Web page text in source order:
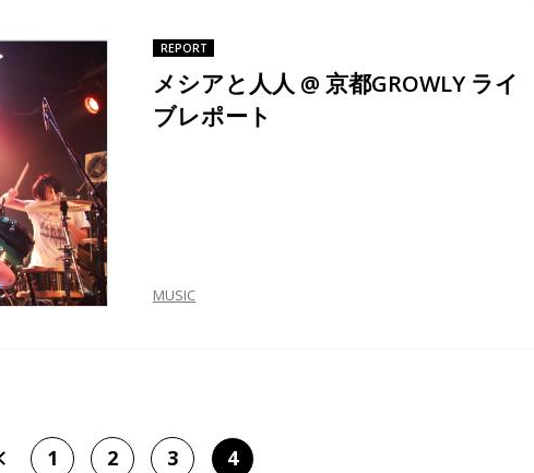
REPORT
メシアと人人 @ 京都GROWLY ライ
ブレポート
MUSIC
1 2 3 4